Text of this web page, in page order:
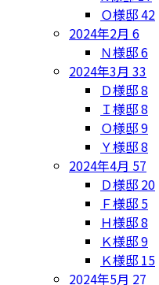
Ｏ様邸42
2024年2月 6
Ｎ様邸6
2024年3月 33
Ｄ様邸8
Ｉ様邸8
Ｏ様邸9
Ｙ様邸8
2024年4月 57
Ｄ様邸 20
Ｆ様邸 5
Ｈ様邸8
Ｋ様邸9
Ｋ様邸 15
2024年5月 27